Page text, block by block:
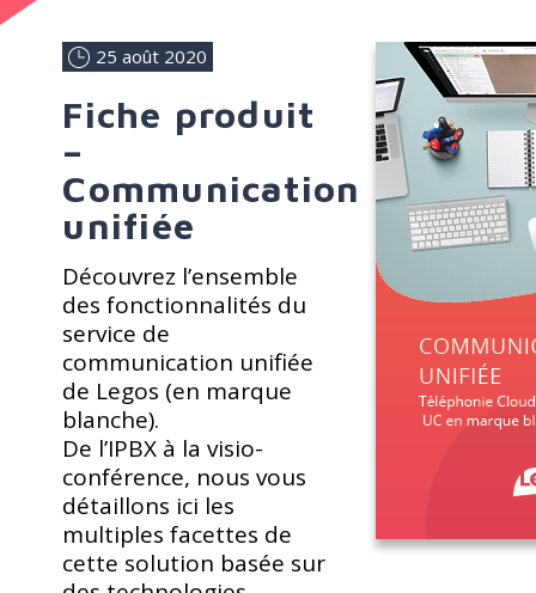
25 août 2020
Fiche produit
–
Communication
unifiée
Découvrez l’ensemble
des fonctionnalités du
service de
communication unifiée
de Legos (en marque
blanche).
De l’IPBX à la visio-
conférence, nous vous
détaillons ici les
multiples facettes de
cette solution basée sur